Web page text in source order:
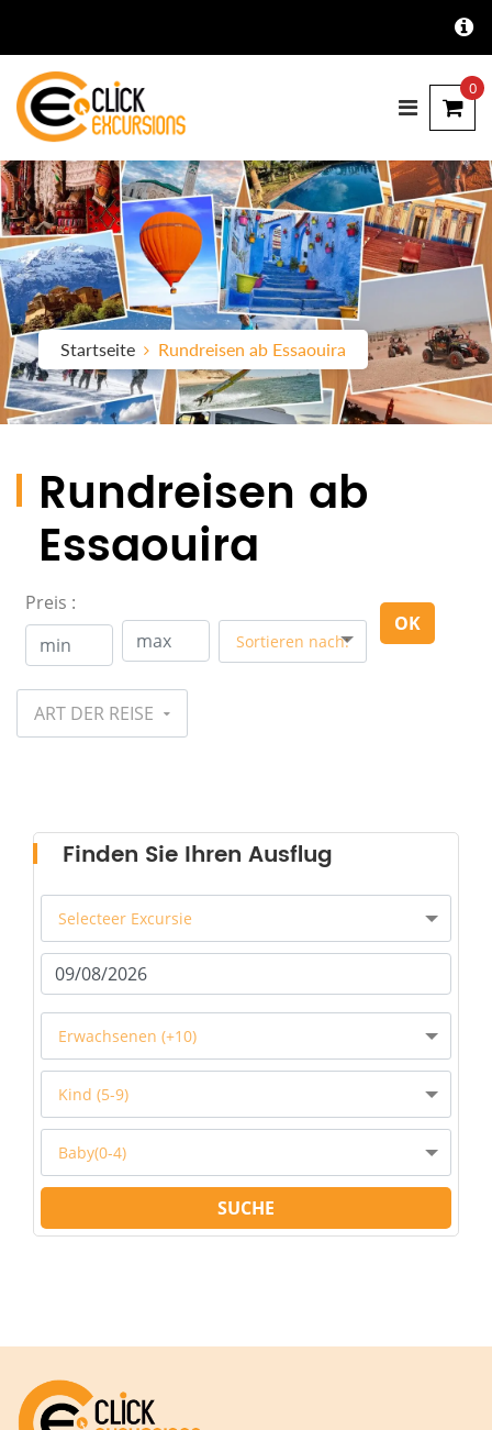
0
Startseite Rundreisen ab Essaouira
Rundreisen ab
Essaouira
Preis :
Sortieren nach:
OK
ART DER REISE
Finden Sie Ihren Ausflug
Selecteer Excursie
Erwachsenen (+10)
Kind (5-9)
Baby(0-4)
SUCHE